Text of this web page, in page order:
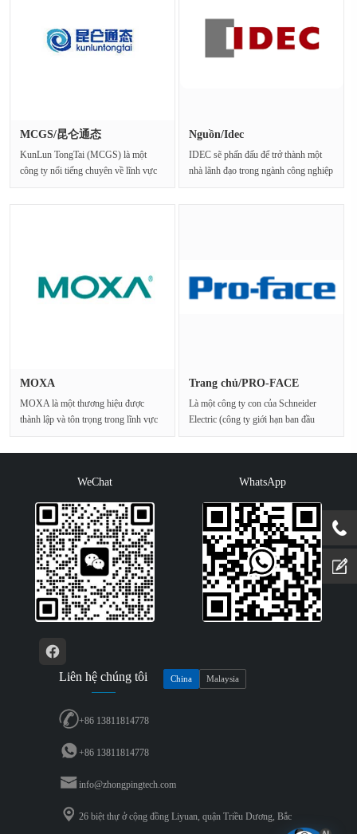
MCGS/昆仑通态
KunLun TongTai (MCGS) là một
công ty nổi tiếng chuyên về lĩnh vực
Nguồn/Idec
IDEC sẽ phấn đấu để trở thành một
nhà lãnh đạo trong ngành công nghiệp
MOXA
MOXA là một thương hiệu được
thành lập và tôn trọng trong lĩnh vực
Trang chủ/PRO-FACE
Là một công ty con của Schneider
Electric (công ty giới hạn ban đầu
WeChat WhatsApp
Liên hệ chúng tôi China Malaysia
+86 13811814778
+86 13811814778
info@zhongpingtech.com
26 biệt thự ở cộng đồng Liyuan, quận Triều Dương, Bắc